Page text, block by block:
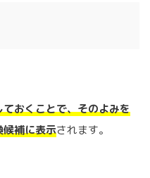
おくことで、そのよみを
補に表示されます。